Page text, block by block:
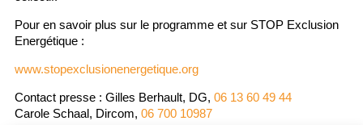
Pour en savoir plus sur le programme et sur STOP Exclusion
Energétique :
www.stopexclusionenergetique.org
Contact presse : Gilles Berhault, DG, 06 13 60 49 44
Carole Schaal, Dircom, 06 700 10987